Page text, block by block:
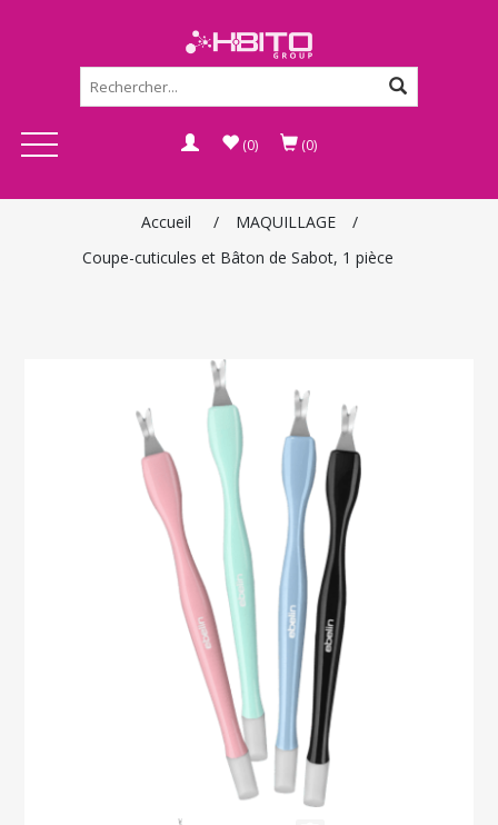
(0) (0)
Accueil / MAQUILLAGE
/
Coupe-cuticules et Bâton de Sabot, 1 pièce